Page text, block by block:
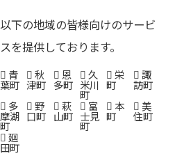
以下の地域の皆様向けのサービ
スを提供しております。
青
葉町
秋
津町
恩
多町
久
米川
町
栄
町
諏
訪町
多
摩湖
町
野
口町
萩
山町
富
士見
町
本
町
美
住町
廻
田町